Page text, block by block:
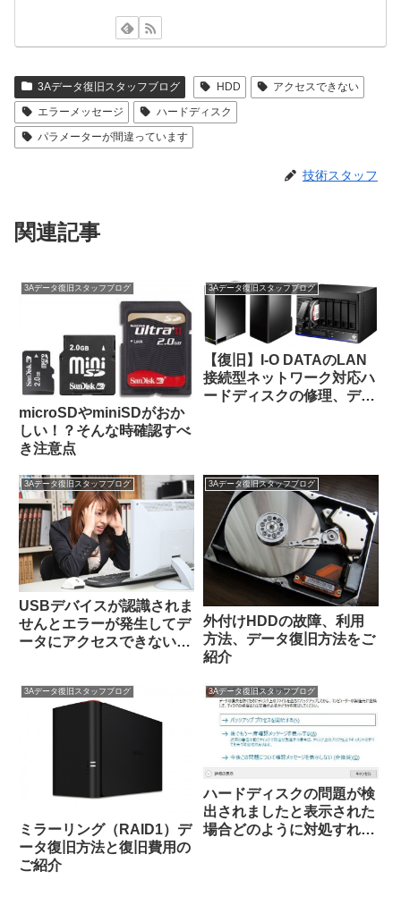
3Aデータ復旧スタッフブログ HDD
アクセスできない
エラーメッセージ
ハードディスク
パラメーターが間違っています
技術スタッフ
関連記事
3Aデータ復旧スタッフブログ
microSDやminiSDがおか
しい！？そんな時確認すべ
き注意点
3Aデータ復旧スタッフブログ
【復旧】I-O DATAのLAN
接続型ネットワーク対応ハ
ードディスクの修理、デー
3Aデータ復旧スタッフブログ
USBデバイスが認識されま
せんとエラーが発生してデ
ータにアクセスできない場
3Aデータ復旧スタッフブログ
外付けHDDの故障、利用
方法、データ復旧方法をご
紹介
3Aデータ復旧スタッフブログ
ミラーリング（RAID1）デ
ータ復旧方法と復旧費用の
ご紹介
3Aデータ復旧スタッフブログ
ハードディスクの問題が検
出されましたと表示された
場合どのように対処すれば